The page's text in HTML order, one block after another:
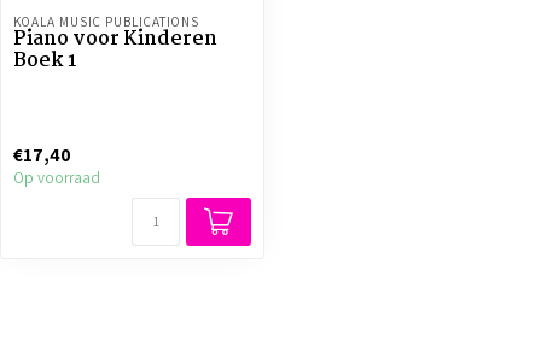
KOALA MUSIC PUBLICATIONS
Piano voor Kinderen
Boek 1
€17,40
Op voorraad